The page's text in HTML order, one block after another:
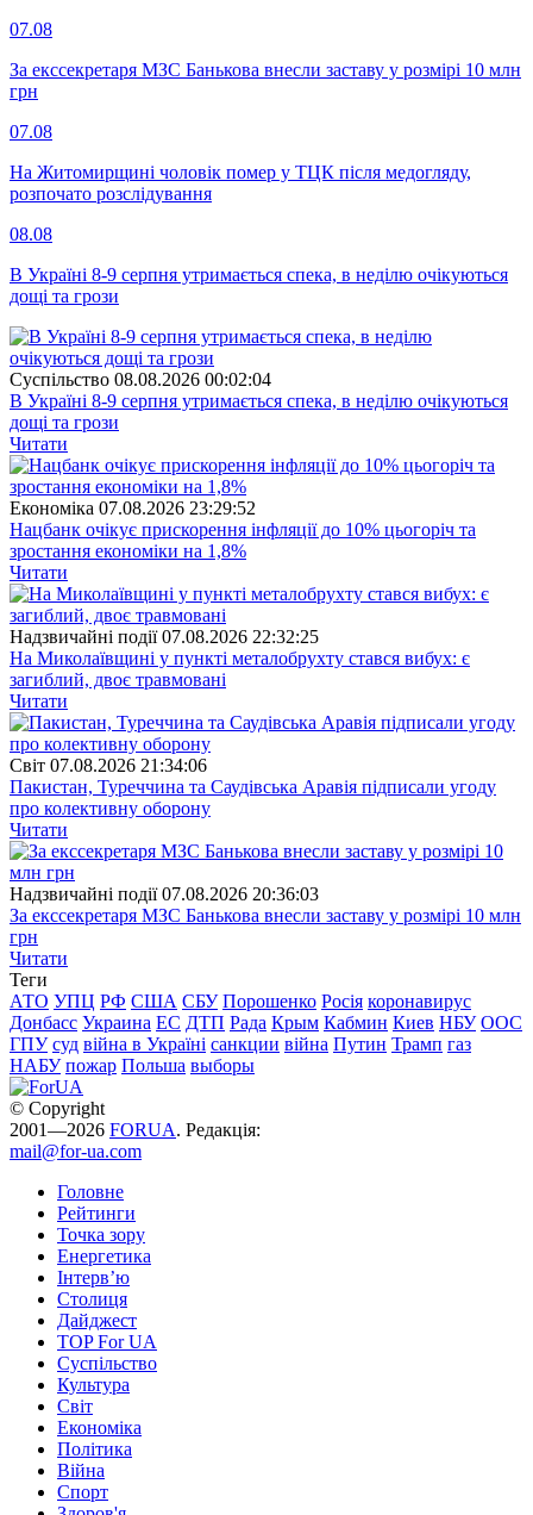
07.08
За екссекретаря МЗС Банькова внесли заставу у розмірі 10 млн
грн
07.08
На Житомирщині чоловік помер у ТЦК після медогляду,
розпочато розслідування
08.08
В Україні 8-9 серпня утримається спека, в неділю очікуються
дощі та грози
Суспiльство 08.08.2026 00:02:04
В Україні 8-9 серпня утримається спека, в неділю очікуються
дощі та грози
Читати
Економіка 07.08.2026 23:29:52
Нацбанк очікує прискорення інфляції до 10% цьогоріч та
зростання економіки на 1,8%
Читати
Надзвичайні події 07.08.2026 22:32:25
На Миколаївщині у пункті металобрухту стався вибух: є
загиблий, двоє травмовані
Читати
Свiт 07.08.2026 21:34:06
Пакистан, Туреччина та Саудівська Аравія підписали угоду
про колективну оборону
Читати
Надзвичайні події 07.08.2026 20:36:03
За екссекретаря МЗС Банькова внесли заставу у розмірі 10 млн
грн
Читати
Теги
АТО УПЦ РФ США СБУ Порошенко Росія коронавирус
Донбасс Украина ЕС ДТП Рада Крым Кабмин Киев НБУ ООС
ГПУ суд війна в Україні санкции війна Путин Трамп газ
НАБУ пожар Польша выборы
© Copyright
2001—2026 FORUA. Редакція:
mail@for-ua.com
Головне
Рейтинги
Точка зору
Енергетика
Інтерв’ю
Столиця
Дайджест
TOP For UA
Суспiльство
Культура
Світ
Економіка
Політика
Війна
Спорт